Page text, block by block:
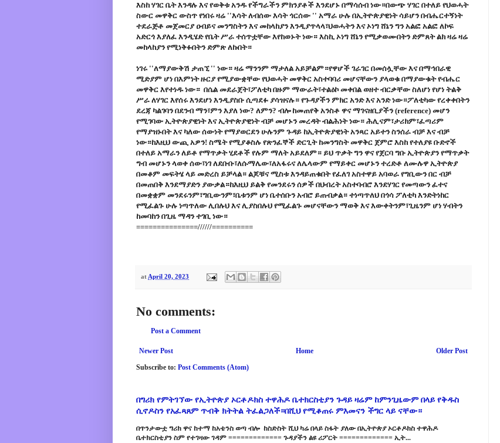
እስከ ሃገር ቤት እንዳሉ እና የወቅቱ አንዱ የችግራችን ምክንያቶች እንደሆኑ በማሳሰብ ነው።በውጭ ሃገር በተለይ የህወሓት
ስውር መዋቅር ውስጥ የነበሩ ዛሬ ''እሳት ለብሰው እሳት ጎርሰው '' አማራ ሁሉ በኢትዮጵያዊነት ሳይሆን በብሔርተኝነት
ተደራጅቶ መጀመርያ ዐብይና መንግስትን እና መከላከያን እንዲያጥላላ፣ህወሓትን እና ኦነግ ሸኔን ግን አልፎ አልፎ ለኮፍ
አድርጎ እያለፈ እንዲሄድ የቤት ሥራ ተሰጥቷቸው እየከወኑት ነው። እስኪ ኦነግ ሸኔን የሚቃወሙበትን ድምጸት ልክ ዛሬ ዛሬ
መከላከያን የሚነቅፉበትን ድምጽ ለኩበት።
ነገሩ ''ለማያውቅሽ ታጠኚ '' ነው። ዛሬ ማንንም ማታለል አይቻልም።የዋሆች ገራገር በመሰሏቸው እና በማኅበራዊ
ሚድያም ሆነ በእምነት ዙርያ የሚያውቋቸው የህወሓት መዋቅር አስተባባሪ መሆናቸውን ያላወቁ በማያውቁት የብሔር
መዋቅር እየተነዱ ነው። በሴል መደራጀት፣ፖለቲካ በዙም ማውራት፣ተልዕኮ መቀበል ወዘተ ብርቃቸው ስለሆነ የሆነ ትልቅ
ሥራ ለሃገር እየሰሩ እንደሆነ እንዲያስቡ ሲጣደፉ ያሳዝናሉ። የጉዳያችን ምክር አንድ እና አንድ ነው።ፖለቲካው የረቀቀበትን
ደረጃ ካልገባን በደንብ ማን፣ምን እያለ ነው? ለምን? ብሎ ከመጠየቅ አንስቶ ዋና ማገናዘቢያችን (reference) መሆን
የሚገባው ኢትዮጵያዊነት እና ኢትዮጵያዊነት ብቻ መሆኑን መረዳት ብልሕነት ነው። ሕሊናም፣ታሪክም፣ፈጣሪም
የማያዝኑበት እና ካለው ሰውነት የማያወርደን ሁሉንም ጉዳይ ከኢትዮጵያዊነት አንጻር አይተን ስንሰራ ብቻ እና ብቻ
ነው።ከእዚህ ውጪ አዎን! ስሜት የሚያቆስሉ የጽንፈኞች ድርጊት ከመንግስት መዋቅር ጀምሮ እስከ የተለያዩ ቡድኖች
በተለይ አማራን ለይቶ የማጥቃት ሂደቶች የሉም ማለት አይደለም። ይህ ጥቃት ግን ዋና የጀርባ ግቡ ኢትዮጵያን የማጥቃት
ግብ መሆኑን ላወቀ ሰው፣ነገ ለደቡቡ፣ለሱማሌው፣ለአፋሩና ለሌላውም የማይቀር መሆኑን ተረድቶ ለሙሉዋ ኢትዮጵያ
በመቆም መፍትሄ ላይ መድረስ ይቻላል። ልጆቹና ሚስቱ እንዳይጠቁበት የፈለገ አስተዋይ አባወራ የግቢውን በር ብቻ
በመጠበቅ እንደማያድን ያውቃል።ከእዚህ ይልቅ የመንደሩን ሰዎች በህብረት አስተባብሮ እንደሃገር የመጣውን ፈተና
በመቋቋም መንደሩንም፣ግቢውንም፣ቤቱንም ሆነ ቤተሰቡን አብሮ ይጠብቃል። ተነጣጥለህ በጎሳ ፖለቲካ እንድትነከር
የሚፈልጉ ሁሉ ነጣጥለው ሊበሉህ እና ሊያስበሉህ የሚፈልጉ መሆናቸውን ማወቅ እና እውቀትንም፣ጊዜንም ሆነ ሃብትን
ከመባከን በጊዜ ማዳን ተገቢ ነው።
===============//////==========
at April 20, 2023
No comments:
Post a Comment
Newer Post Older Post
Home
Subscribe to: Post Comments (Atom)
በግሪክ የምትገኘው የኢትዮጵያ ኦርቶዶክስ ተዋሕዶ ቤተክርስቲያን ጉዳይ ዛሬም ከምንጊዜውም በላይ የቅዱስ
ሲኖዶስን የአፈጻጸም ጥብቅ ክትትል ትፈልጋለች።በሺህ የሚቆጠሩ ምእመናን ችግር ላይ ናቸው።
በጥንታውቷ ግሪክ ዋና ከተማ ከአቴንስ ወጣ ብሎ ከስድስት ሺህ ካሬ በላይ ስፋት ያለው በኢትዮጵያ ኦርቶዶክስ ተዋሕዶ
ቤተክርስቲያን ስም የተገዛው ገዳም ============= ጉዳያችን ልዩ ሪፖርት ============= ኢት...